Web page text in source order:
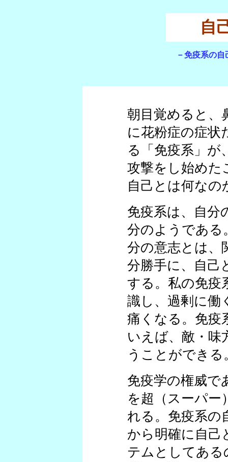
自
－免疫系の
朝目覚めると、
に花粉症の症状
る「免疫系」が
攻撃をし始めた
自己とは何なの
免疫系は、自分
分のようである
分の意志とは、
分勝手に、自己
する。私の免疫
識し、過剰に働
痛くなる。免疫
いえば、敵・味
うことができる
免疫学の権威で
を超（スーパー
れる。免疫系の
から明確に自己
テムとしてあ